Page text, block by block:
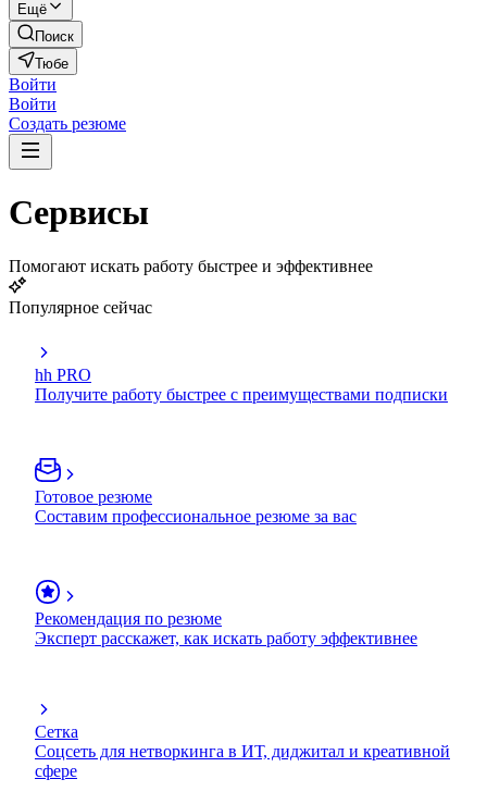
Ещё
Поиск
Тюбе
Войти
Войти
Создать резюме
Сервисы
Помогают искать работу быстрее и эффективнее
Популярное сейчас
hh PRO
Получите работу быстрее с преимуществами подписки
Готовое резюме
Составим профессиональное резюме за вас
Рекомендация по резюме
Эксперт расскажет, как искать работу эффективнее
Сетка
Соцсеть для нетворкинга в ИТ, диджитал и креативной
сфере